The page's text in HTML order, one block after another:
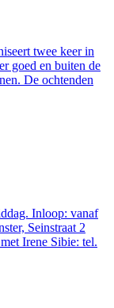
twee keer in
goed en buiten de
De ochtenden
Inloop: vanaf
Seinstraat 2
Irene Sibie: tel.